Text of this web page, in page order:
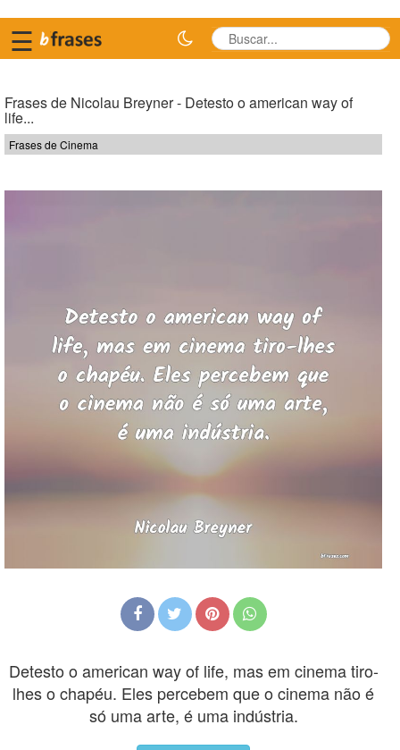
☰
Frases de Nicolau Breyner - Detesto o american way of
life...
Frases de Cinema
Detesto o american way of life, mas em cinema tiro-
lhes o chapéu. Eles percebem que o cinema não é
só uma arte, é uma indústria.